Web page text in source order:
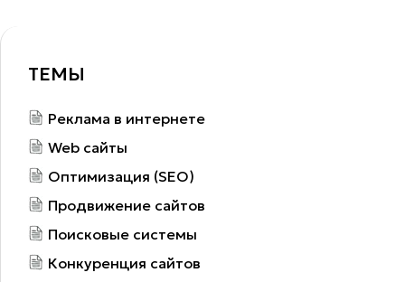
ТЕМЫ
Реклама в интернете
Web сайты
Оптимизация (SEO)
Продвижение сайтов
Поисковые системы
Конкуренция сайтов